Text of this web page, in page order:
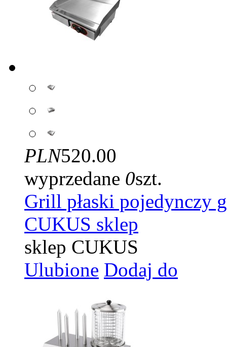
PLN520.00
wyprzedane 0szt.
Grill płaski pojedynczy
CUKUS sklep
sklep CUKUS
Ulubione Dodaj do